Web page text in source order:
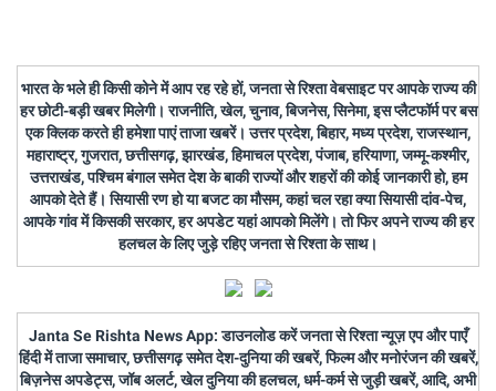
भारत के भले ही किसी कोने में आप रह रहे हों, जनता से रिश्ता वेबसाइट पर आपके राज्य की
हर छोटी-बड़ी खबर मिलेगी। राजनीति, खेल, चुनाव, बिजनेस, सिनेमा, इस प्लैटफॉर्म पर बस
एक क्लिक करते ही हमेशा पाएं ताजा खबरें। उत्तर प्रदेश, बिहार, मध्य प्रदेश, राजस्थान,
महाराष्ट्र, गुजरात, छत्तीसगढ़, झारखंड, हिमाचल प्रदेश, पंजाब, हरियाणा, जम्मू-कश्मीर,
उत्तराखंड, पश्चिम बंगाल समेत देश के बाकी राज्यों और शहरों की कोई जानकारी हो, हम
आपको देते हैं। सियासी रण हो या बजट का मौसम, कहां चल रहा क्या सियासी दांव-पेच,
आपके गांव में किसकी सरकार, हर अपडेट यहां आपको मिलेंगे। तो फिर अपने राज्य की हर
हलचल के लिए जुड़े रहिए जनता से रिश्ता के साथ।
Janta Se Rishta News App: डाउनलोड करें जनता से रिश्ता न्यूज़ एप और पाएँ
हिंदी में ताजा समाचार, छत्तीसगढ़ समेत देश-दुनिया की खबरें, फिल्म और मनोरंजन की खबरें,
बिज़नेस अपडेट्स, जॉब अलर्ट, खेल दुनिया की हलचल, धर्म-कर्म से जुड़ी खबरें, आदि, अभी